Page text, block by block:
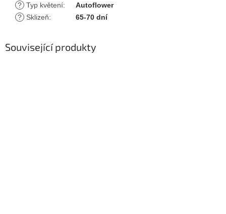
? Typ květení:
Autoflower
?
Sklizeň: 65-70 dní
Související produkty